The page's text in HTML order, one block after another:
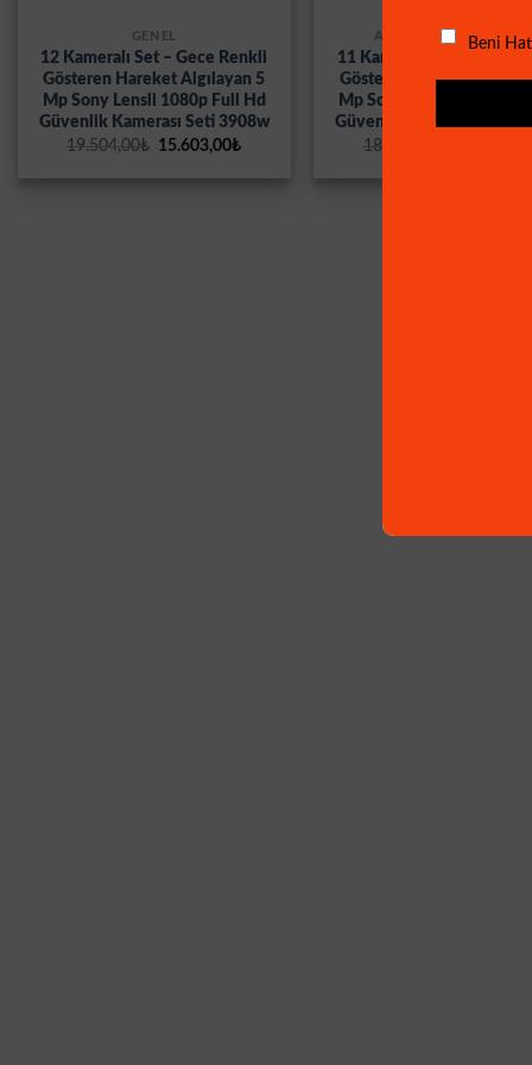
GENEL
12 Kameralı Set – Gece Renkli
Gösteren Hareket Algılayan 5
Mp Sony Lensli 1080p Full Hd
Güvenlik Kamerası Seti 3908w
19.504,00₺ Orijinal
19.504,00₺.
15.603,00₺Şu
fiyat:
AHD SETLER MAĞAZA
11 Kameralı Set – Gece
Gösteren Hareket
Mp Sony Lensli 1080p Full
Güvenlik Kamerası Seti
18.821,00
Beni